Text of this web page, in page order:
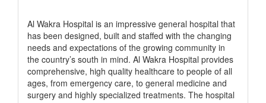
Al Wakra Hospital is an impressive general hospital that
has been designed, built and staffed with the changing
needs and expectations of the growing community in
the country’s south in mind. Al Wakra Hospital provides
comprehensive, high quality healthcare to people of all
ages, from emergency care, to general medicine and
surgery and highly specialized treatments. The hospital